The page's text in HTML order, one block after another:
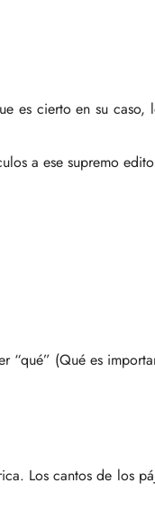
es cierto en su
a ese supremo
“qué” (Qué es
Los cantos de los